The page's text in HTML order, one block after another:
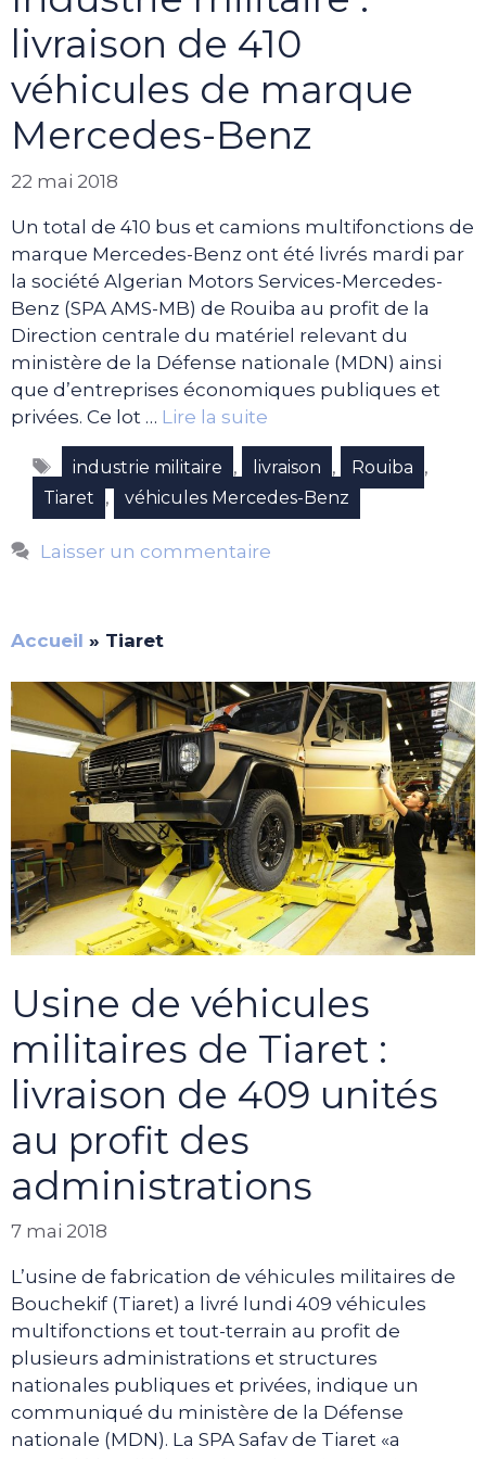
livraison de 410
véhicules de marque
Mercedes-Benz
22 mai 2018
Un total de 410 bus et camions multifonctions de
marque Mercedes-Benz ont été livrés mardi par
la société Algerian Motors Services-Mercedes-
Benz (SPA AMS-MB) de Rouiba au profit de la
Direction centrale du matériel relevant du
ministère de la Défense nationale (MDN) ainsi
que d’entreprises économiques publiques et
privées. Ce lot … Lire la suite
Étiquettes
industrie militaire , livraison , Rouiba ,
Tiaret , véhicules Mercedes-Benz
Laisser un commentaire
Accueil » Tiaret
Usine de véhicules
militaires de Tiaret :
livraison de 409 unités
au profit des
administrations
7 mai 2018
L’usine de fabrication de véhicules militaires de
Bouchekif (Tiaret) a livré lundi 409 véhicules
multifonctions et tout-terrain au profit de
plusieurs administrations et structures
nationales publiques et privées, indique un
communiqué du ministère de la Défense
nationale (MDN). La SPA Safav de Tiaret «a